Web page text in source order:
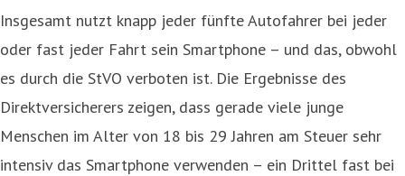
Insgesamt nutzt knapp jeder fünfte Autofahrer bei jeder
oder fast jeder Fahrt sein Smartphone – und das, obwohl
es durch die StVO verboten ist. Die Ergebnisse des
Direktversicherers zeigen, dass gerade viele junge
Menschen im Alter von 18 bis 29 Jahren am Steuer sehr
intensiv das Smartphone verwenden – ein Drittel fast bei